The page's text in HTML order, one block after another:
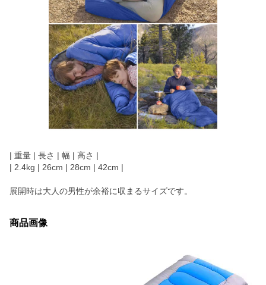
| 重量 | 長さ | 幅 | 高さ |
| 2.4kg | 26cm | 28cm | 42cm |
展開時は大人の男性が余裕に収まるサイズです。
商品画像